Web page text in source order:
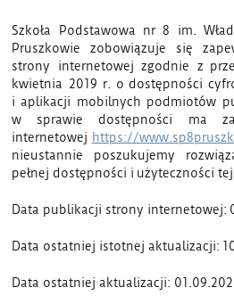
Szkoła Podstawowa nr 8 im.
Pruszkowie zobowiązuje się
strony internetowej zgodnie z
kwietnia 2019 r. o dostępności
i aplikacji mobilnych podmiotów
w sprawie dostępności ma
internetowej https://
nieustannie poszukujemy
pełnej dostępności i użyteczności
Data publikacji strony internetowej:
Data ostatniej istotnej aktualizacji:
Data ostatniej aktualizacji: